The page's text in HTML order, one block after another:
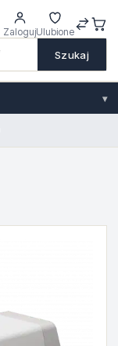
Szukaj
ZalogujUlubione
▾